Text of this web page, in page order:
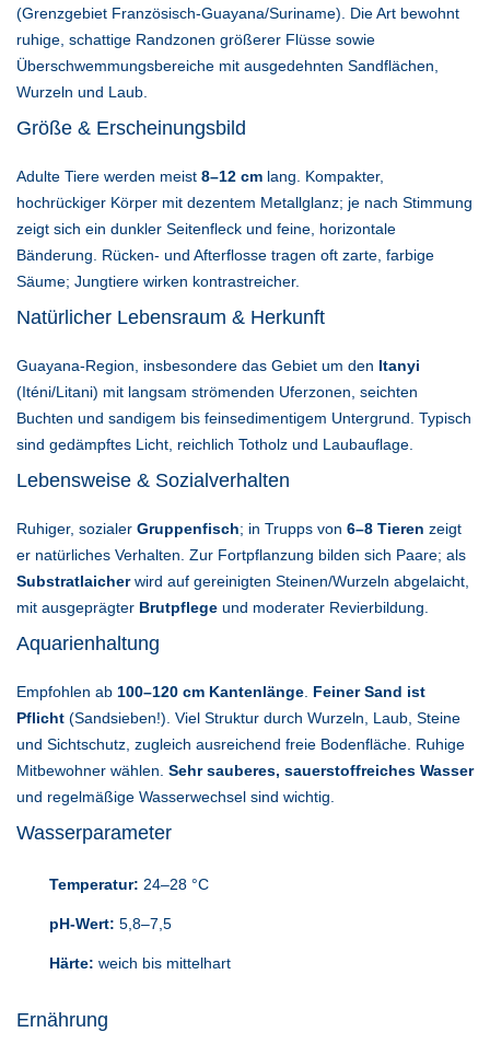
(Grenzgebiet Französisch-Guayana/Suriname). Die Art bewohnt
ruhige, schattige Randzonen größerer Flüsse sowie
Überschwemmungsbereiche mit ausgedehnten Sandflächen,
Wurzeln und Laub.
Größe & Erscheinungsbild
Adulte Tiere werden meist 8–12 cm lang. Kompakter,
hochrückiger Körper mit dezentem Metallglanz; je nach Stimmung
zeigt sich ein dunkler Seitenfleck und feine, horizontale
Bänderung. Rücken- und Afterflosse tragen oft zarte, farbige
Säume; Jungtiere wirken kontrastreicher.
Natürlicher Lebensraum & Herkunft
Guayana-Region, insbesondere das Gebiet um den Itanyi
(Iténi/Litani) mit langsam strömenden Uferzonen, seichten
Buchten und sandigem bis feinsedimentigem Untergrund. Typisch
sind gedämpftes Licht, reichlich Totholz und Laubauflage.
Lebensweise & Sozialverhalten
Ruhiger, sozialer Gruppenfisch; in Trupps von 6–8 Tieren zeigt
er natürliches Verhalten. Zur Fortpflanzung bilden sich Paare; als
Substratlaicherwird auf gereinigten Steinen/Wurzeln abgelaicht,
mit ausgeprägter Brutpflege und moderater Revierbildung.
Aquarienhaltung
Empfohlen ab 100–120 cm Kantenlänge. Feiner Sand ist
Pflicht (Sandsieben!). Viel Struktur durch Wurzeln, Laub, Steine
und Sichtschutz, zugleich ausreichend freie Bodenfläche. Ruhige
Mitbewohner wählen. Sehr sauberes, sauerstoffreiches Wasser
und regelmäßige Wasserwechsel sind wichtig.
Wasserparameter
Temperatur: 24–28 °C
pH-Wert: 5,8–7,5
Härte: weich bis mittelhart
Ernährung